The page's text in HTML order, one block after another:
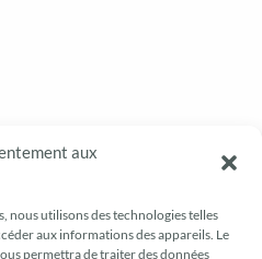
aux
nous utilisons des technologies telles
aux informations des appareils. Le
permettra de traiter des données